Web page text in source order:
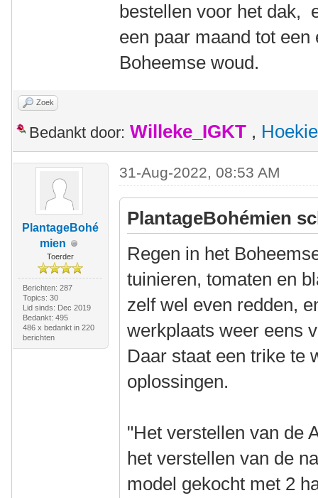
bestellen voor het dak,
een paar maand tot
Boheemse woud.
Zoek
Bedankt door: Willeke_IGKT , Hoekie
PlantageBohé
mien
Toerder
Berichten: 287
Topics: 30
Lid sinds: Dec 2019
Bedankt: 495
486 x bedankt in 220
berichten
31-Aug-2022, 08:53 AM
PlantageBohémien
Regen in het
tuinieren, tomaten en
zelf wel even redden,
werkplaats weer eens
Daar staat een trike te
oplossingen.
"Het verstellen van de
het verstellen van de
model gekocht met 2